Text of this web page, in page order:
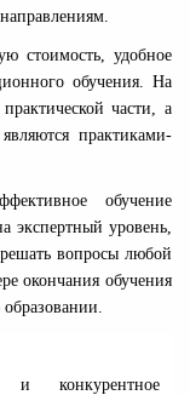
стоимость, удобное
обучения. На
части, а
практиками-
обучение
экспертный уровень,
вопросы любой
окончания обучения
{CITY_D}:
и конкурентное